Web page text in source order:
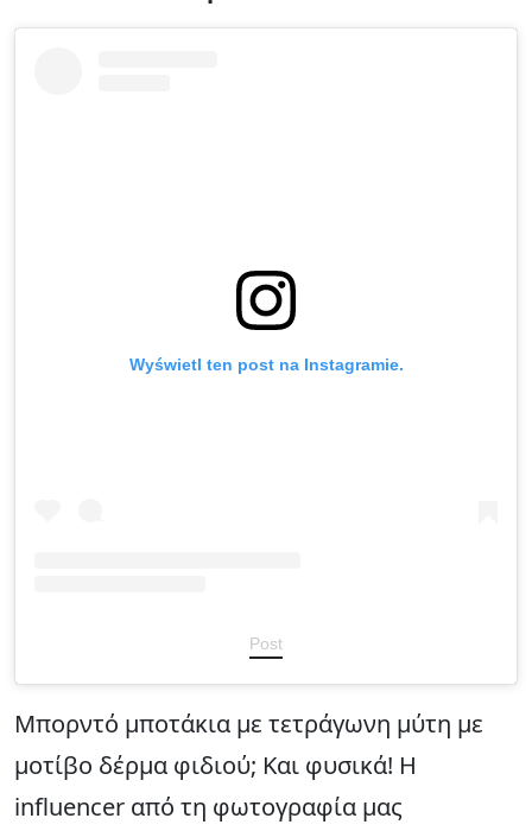
Wyświetl ten post na Instagramie.
Post
Μπορντό μποτάκια με τετράγωνη μύτη με
μοτίβο δέρμα φιδιού; Και φυσικά! Η
influencer από τη φωτογραφία μας